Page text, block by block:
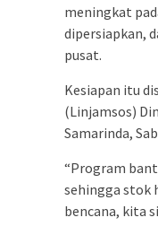
meningkat
dipersiapkan,
pusat.
Kesiapan itu
(Linjamsos)
Samarinda,
“Program
sehingga stok
bencana, kita